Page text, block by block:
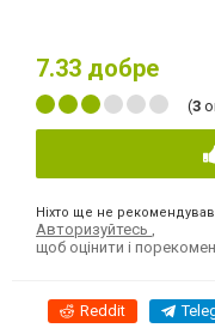
7.33 добре
(3
Ніхто ще не рекомендував
Авторизуйтесь
щоб оцінити і
Reddit